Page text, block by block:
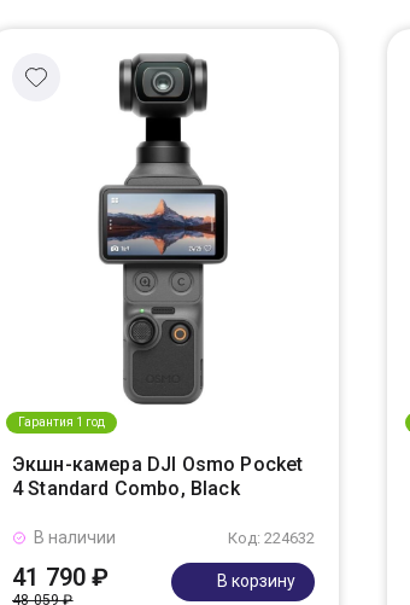
Гарантия 1 год
Экшн-камера DJI Osmo Pocket
4 Standard Combo, Black
Код: 224632
В наличии
41 790 ₽
48 059 ₽
В корзину